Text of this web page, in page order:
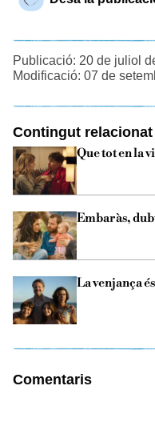
Publicació: 20 de juliol
Modificació: 07 de
Contingut relacionat
Que tot en la
Embaràs,
La venjança
Comentaris